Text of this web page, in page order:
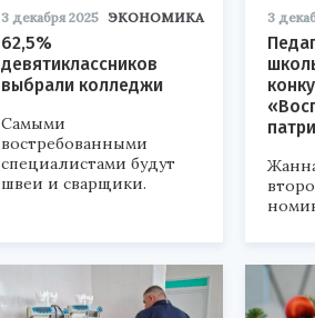
3 декабря 2025 ЭКОНОМИКА
62,5%
девятиклассников
выбрали колледжи
Самыми
востребованными
специалистами будут
швеи и сварщики.
3